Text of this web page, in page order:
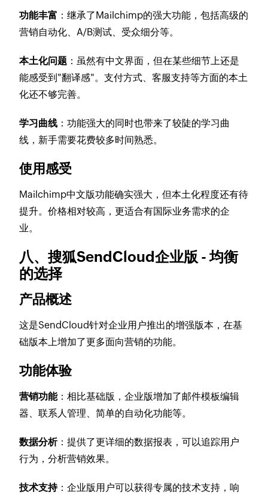
功能丰富 ：继承了Mailchimp的强大功能，包括高级的
营销自动化、A/B测试、受众细分等。
本土化问题 ：虽然有中文界面，但在某些细节上还是
能感受到"翻译感"。支付方式、客服支持等方面的本土
化还不够完善。
学习曲线 ：功能强大的同时也带来了较陡的学习曲
线，新手需要花费较多时间熟悉。
使用感受
Mailchimp中文版功能确实强大，但本土化程度还有待
提升。价格相对较高，更适合有国际业务需求的企
业。
八、搜狐SendCloud企业版 - 均衡
的选择
产品概述
这是SendCloud针对企业用户推出的增强版本，在基
础版本上增加了更多面向营销的功能。
功能体验
营销功能：相比基础版，企业版增加了邮件模板编辑
器、联系人管理、简单的自动化功能等。
数据分析：提供了更详细的数据报表，可以追踪用户
行为，分析营销效果。
技术支持：企业版用户可以获得专属的技术支持，响